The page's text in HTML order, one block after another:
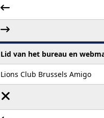
Lid van het bureau en
Lions Club Brussels Amigo